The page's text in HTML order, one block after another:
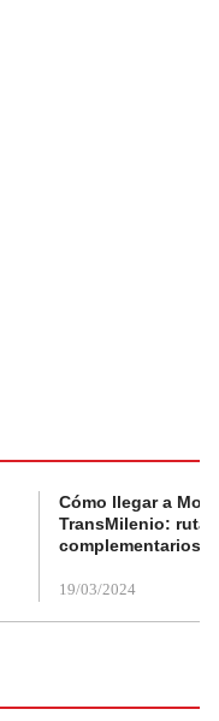
Cómo llegar a
TransMilenio:
complementarios
19/03/2024